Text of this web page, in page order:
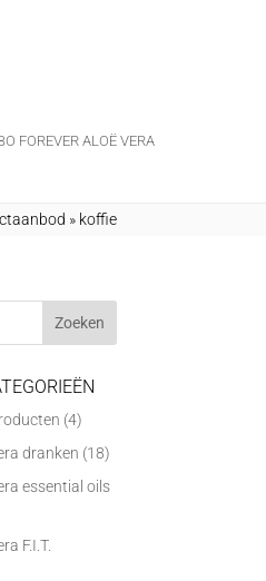
FOREVER ALOË VERA
» koffie
(4)
dranken (18)
essential oils
F.I.T.